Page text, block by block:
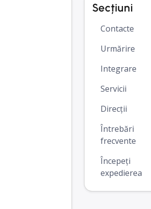
Secțiuni
Contacte
Urmărire
Integrare
Servicii
Direcții
Întrebări
frecvente
Începeți
expedierea